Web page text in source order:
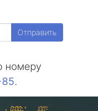
Отправить
номеру
.